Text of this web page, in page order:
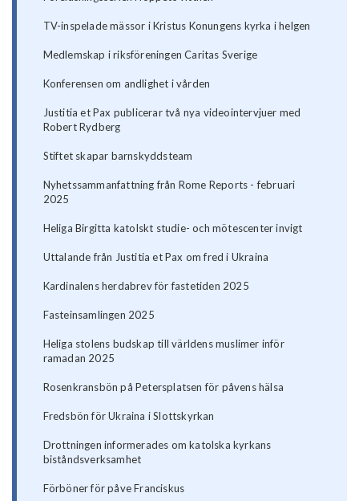
TV-inspelade mässor i Kristus Konungens kyrka i helgen
Medlemskap i riksföreningen Caritas Sverige
Konferensen om andlighet i vården
Justitia et Pax publicerar två nya videointervjuer med
Robert Rydberg
Stiftet skapar barnskyddsteam
Nyhetssammanfattning från Rome Reports - februari
2025
Heliga Birgitta katolskt studie- och mötescenter invigt
Uttalande från Justitia et Pax om fred i Ukraina
Kardinalens herdabrev för fastetiden 2025
Fasteinsamlingen 2025
Heliga stolens budskap till världens muslimer inför
ramadan 2025
Rosenkransbön på Petersplatsen för påvens hälsa
Fredsbön för Ukraina i Slottskyrkan
Drottningen informerades om katolska kyrkans
biståndsverksamhet
Förböner för påve Franciskus